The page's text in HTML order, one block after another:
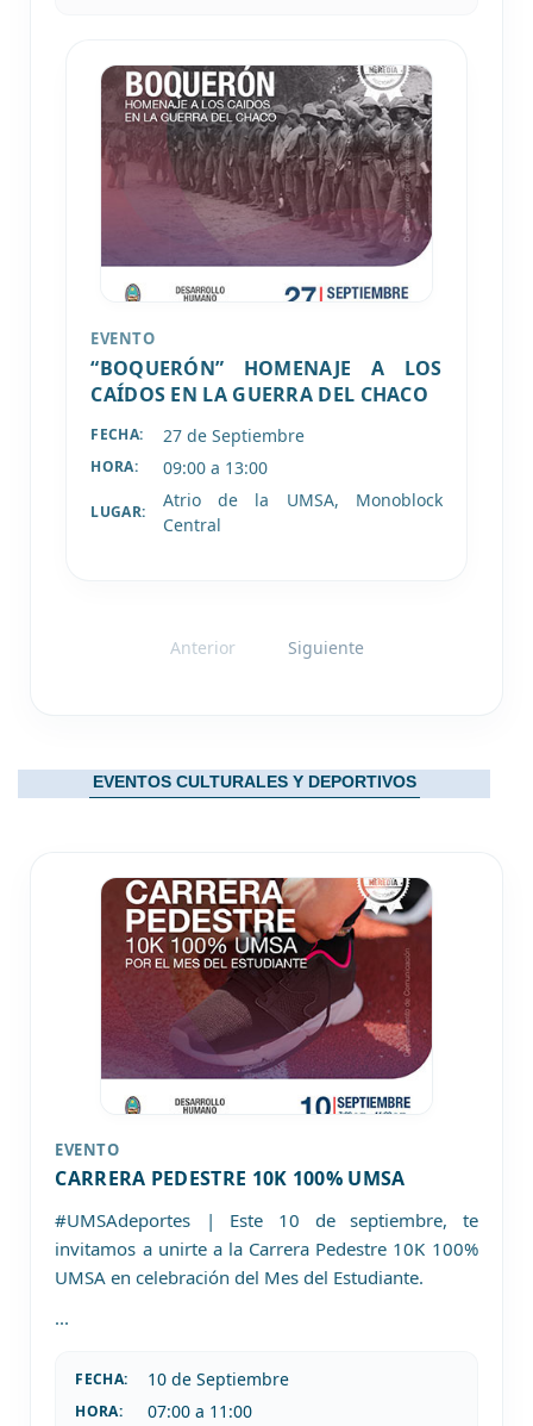
EVENTO
“BOQUERÓN” HOMENAJE A LOS
CAÍDOS EN LA GUERRA DEL CHACO
FECHA: 27 deSeptiembre
HORA: 09:00 a 13:00
LUGAR:
Atrio de la UMSA, Monoblock
Central
Anterior Siguiente
EVENTOS CULTURALES Y DEPORTIVOS
EVENTO
CARRERA PEDESTRE 10K 100% UMSA
#UMSAdeportes | Este 10 de septiembre, te
invitamos a unirte a la Carrera Pedestre 10K 100%
UMSA en celebración del Mes del Estudiante.
...
FECHA: 10 deSeptiembre
HORA: 07:00 a 11:00